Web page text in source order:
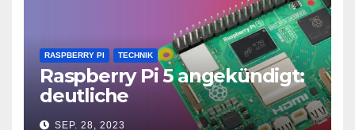
RASPBERRY PI TECHNIK
Raspberry Pi 5 angekündigt:
deutliche
Leistungssteigerung und bis
SEP. 28, 2023